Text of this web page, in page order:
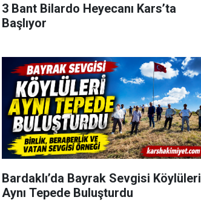
3 Bant Bilardo Heyecanı Kars’ta
Başlıyor
Bardaklı’da Bayrak Sevgisi Köylüleri
Aynı Tepede Buluşturdu